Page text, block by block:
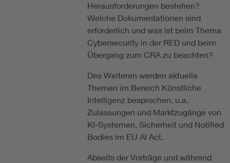
Herausforderungen bestehen?
Welche Dokumentationen sind
erforderlich und was ist beim Thema
Cybersecurity in der RED und beim
Übergang zum CRA zu beachten?
Des Weiteren werden aktuelle
Themen im Bereich Künstliche
Intelligenz besprochen, u.a.
Zulassungen und Marktzugänge von
KI-Systemen, Sicherheit und Notified
Bodies im EU AI Act.
Abseits der Vorträge und während